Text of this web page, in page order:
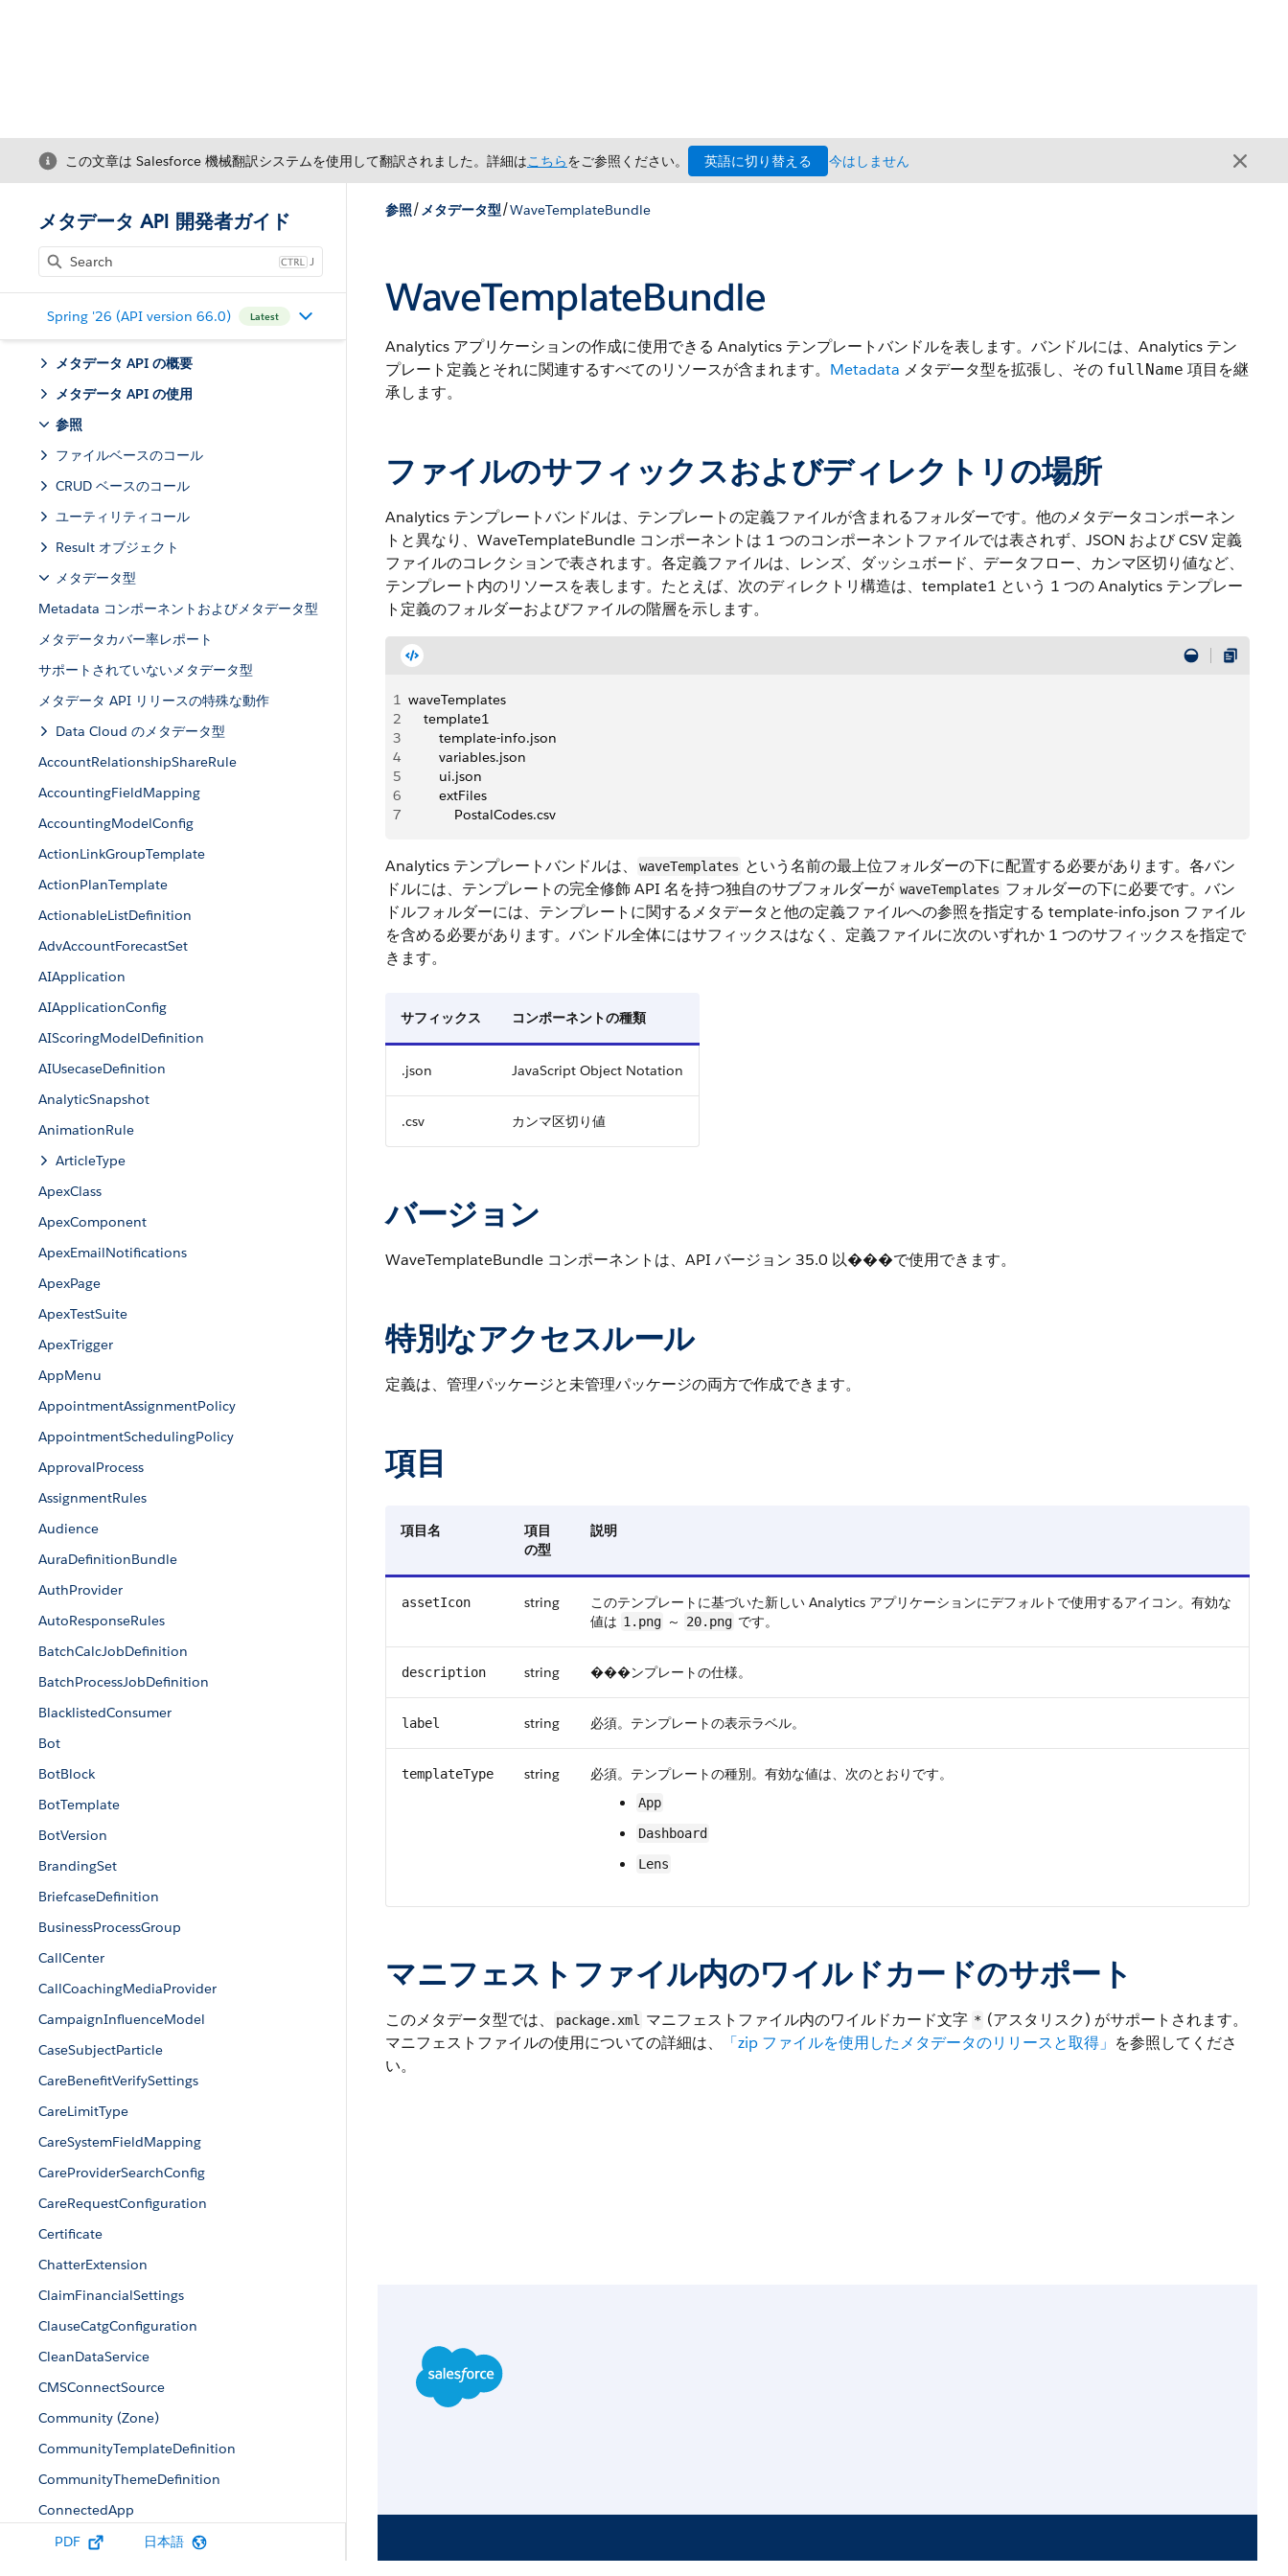
この文章は Salesforce 機械翻訳システムを使用して翻訳されました。詳細はこちらをご参照ください。 英語に切り替える 今はしません
メタデータ API 開発者ガイド
J
Spring '26 (API version 66.0) Latest
メタデータ API の概要
メタデータ API の使用
参照
ファイルベースのコール
CRUD ベースのコール
ユーティリティコール
Result オブジェクト
メタデータ型
Metadata コンポーネントおよびメタデータ型
メタデータカバー率レポート
サポートされていないメタデータ型
メタデータ API リリースの特殊な動作
Data Cloud のメタデータ型
AccountRelationshipShareRule
AccountingFieldMapping
AccountingModelConfig
ActionLinkGroupTemplate
ActionPlanTemplate
ActionableListDefinition
AdvAccountForecastSet
AIApplication
AIApplicationConfig
AIScoringModelDefinition
AIUsecaseDefinition
AnalyticSnapshot
AnimationRule
ArticleType
ApexClass
ApexComponent
ApexEmailNotifications
ApexPage
ApexTestSuite
ApexTrigger
AppMenu
AppointmentAssignmentPolicy
AppointmentSchedulingPolicy
ApprovalProcess
AssignmentRules
Audience
AuraDefinitionBundle
AuthProvider
AutoResponseRules
BatchCalcJobDefinition
BatchProcessJobDefinition
BlacklistedConsumer
Bot
BotBlock
BotTemplate
BotVersion
BrandingSet
BriefcaseDefinition
BusinessProcessGroup
CallCenter
CallCoachingMediaProvider
CampaignInfluenceModel
CaseSubjectParticle
CareBenefitVerifySettings
CareLimitType
CareSystemFieldMapping
CareProviderSearchConfig
CareRequestConfiguration
Certificate
ChatterExtension
ClaimFinancialSettings
ClauseCatgConfiguration
CleanDataService
CMSConnectSource
Community (Zone)
CommunityTemplateDefinition
CommunityThemeDefinition
ConnectedApp
ContentAsset
PDF 日本語
参照/ メタデータ型/WaveTemplateBundle
WaveTemplateBundle
Analytics アプリケーションの作成に使用できる Analytics テンプレートバンドルを表します。バンドルには、Analytics テン
プレート定義とそれに関連するすべてのリソースが含まれます。 Metadata メタデータ型を拡張し、その fullName 項目を継
承します。
ファイルのサフィックスおよびディレクトリの場所
Analytics テンプレートバンドルは、テンプレートの定義ファイルが含まれるフォルダーです。他のメタデータコンポーネン
トと異なり、WaveTemplateBundle コンポーネントは 1 つのコンポーネントファイルでは表されず、JSON および CSV 定義
ファイルのコレクションで表されます。各定義ファイルは、レンズ、ダッシュボード、データフロー、カンマ区切り値など、
テンプレート内のリソースを表します。たとえば、次のディレクトリ構造は、template1 という 1 つの Analytics テンプレー
ト定義のフォルダーおよびファイルの階層を示します。
1 waveTemplates
2
    template1
3
        template-info.json
4
        variables.json
5
        ui.json
6
        extFiles
7
            PostalCodes.csv
Analytics テンプレートバンドルは、 waveTemplates という名前の最上位フォルダーの下に配置する必要があります。各バン
ドルには、テンプレートの完全修飾 API 名を持つ独自のサブフォルダーが waveTemplates フォルダーの下に必要です。バン
ドルフォルダーには、テンプレートに関するメタデータと他の定義ファイルへの参照を指定する template-info.json ファイル
を含める必要があります。バンドル全体にはサフィックスはなく、定義ファイルに次のいずれか 1 つのサフィックスを指定で
きます。
サフィックス コンポーネントの種類
.json JavaScript Object Notation
.csv カンマ区切り値
バージョン
WaveTemplateBundle コンポーネントは、API バージョン 35.0 以���で使用できます。
特別なアクセスルール
定義は、管理パッケージと未管理パッケージの両方で作成できます。
項目
項目名
項目
の型
説明
assetIcon string
このテンプレートに基づいた新しい Analytics アプリケーションにデフォルトで使用するアイコン。有効な
値は 1.png ～ 20.png です。
description string ���ンプレートの仕様。
label string 必須。テンプレートの表示ラベル。
templateType string 必須。テンプレートの種別。有効な値は、次のとおりです。
App
Dashboard
Lens
マニフェストファイル内のワイルドカードのサポート
このメタデータ型では、 package.xml マニフェストファイル内のワイルドカード文字 * (アスタリスク) がサポートされます。
マニフェストファイルの使用についての詳細は、
「zip ファイルを使用したメタデータのリリースと取得」 を参照してくださ
い。